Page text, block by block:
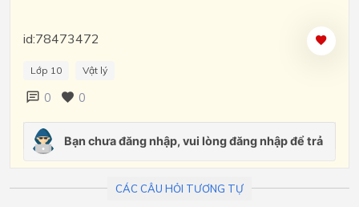
id:78473472
Lớp 10 Vật lý
0 0
CÁC CÂU HỎI TƯƠNG TỰ